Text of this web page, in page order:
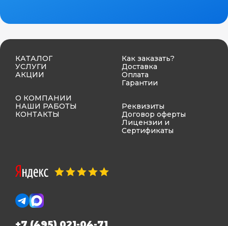
КАТАЛОГ
УСЛУГИ
АКЦИИ
О КОМПАНИИ
НАШИ РАБОТЫ
КОНТАКТЫ
Как заказать?
Доставка
Оплата
Гарантии
Реквизиты
Договор оферты
Лицензии и
Сертификаты